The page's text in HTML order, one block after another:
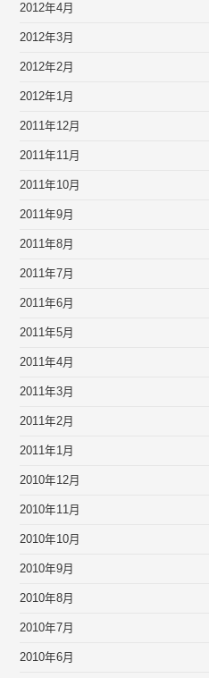
2012年4月
2012年3月
2012年2月
2012年1月
2011年12月
2011年11月
2011年10月
2011年9月
2011年8月
2011年7月
2011年6月
2011年5月
2011年4月
2011年3月
2011年2月
2011年1月
2010年12月
2010年11月
2010年10月
2010年9月
2010年8月
2010年7月
2010年6月